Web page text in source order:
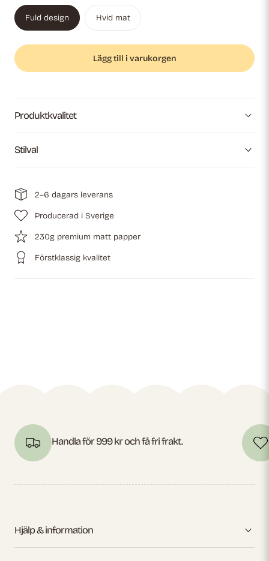
Fuld design Hvid mat
Lägg till i varukorgen
Produktkvalitet
Stilval
2–6 dagars leverans
Producerad i Sverige
230g premium matt papper
Förstklassig kvalitet
Handla för 999 kr och få fri frakt.
Hjälp & information